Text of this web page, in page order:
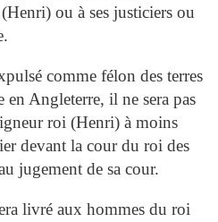
ou à ses justiciers ou
comme félon des terres
en Angleterre, il ne sera pas
roi (Henri) à moins
devant la cour du roi des
jugement de sa cour.
livré aux hommes du roi